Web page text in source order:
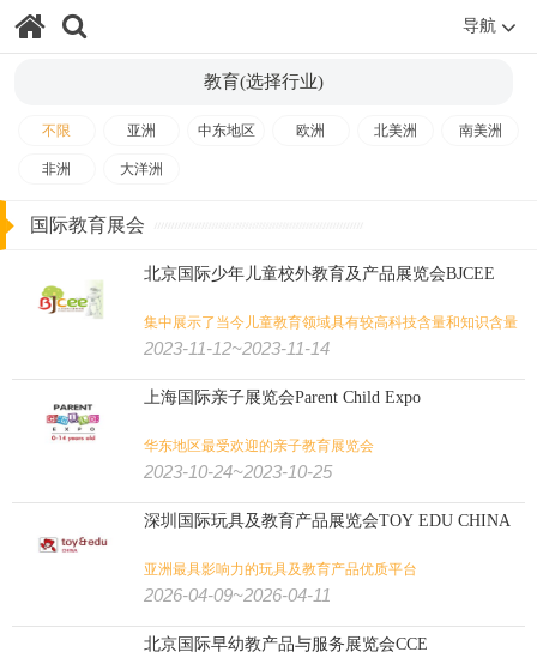
导航
教育(选择行业)
不限 亚洲 中东地区 欧洲 北美洲 南美洲
非洲 大洋洲
国际教育展会
北京国际少年儿童校外教育及产品展览会BJCEE
集中展示了当今儿童教育领域具有较高科技含量和知识含量
的产品
2023-11-12~2023-11-14
上海国际亲子展览会Parent Child Expo
华东地区最受欢迎的亲子教育展览会
2023-10-24~2023-10-25
深圳国际玩具及教育产品展览会TOY EDU CHINA
亚洲最具影响力的玩具及教育产品优质平台
2026-04-09~2026-04-11
北京国际早幼教产品与服务展览会CCE